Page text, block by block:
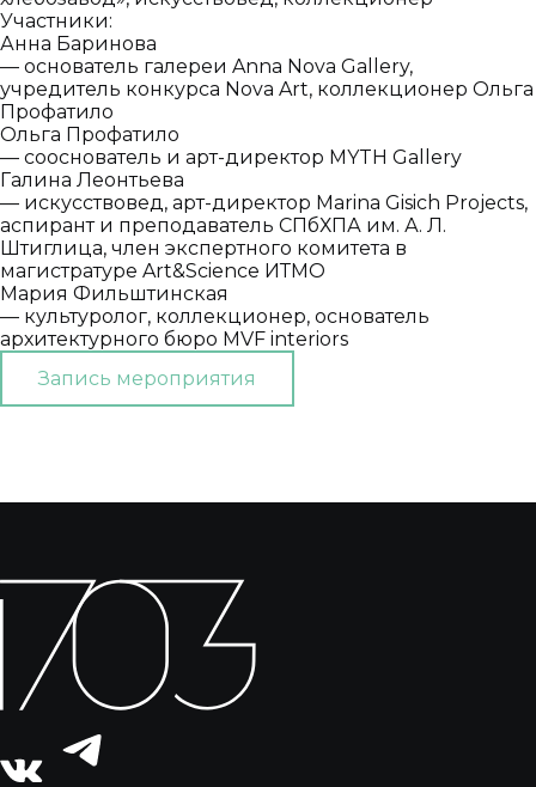
Участники:
Анна Баринова
— основатель галереи Anna Nova Gallery,
учредитель конкурса Nova Art, коллекционер Ольга
Профатило
Ольга Профатило
— сооснователь и арт-директор MYTH Gallery
Галина Леонтьева
— искусствовед, арт-директор Marina Gisich Projects,
аспирант и преподаватель СПбХПА им. А. Л.
Штиглица, член экспертного комитета в
магистратуре Art&Science ИТМО
Мария Фильштинская
— культуролог, коллекционер, основатель
архитектурного бюро MVF interiors
Запись мероприятия